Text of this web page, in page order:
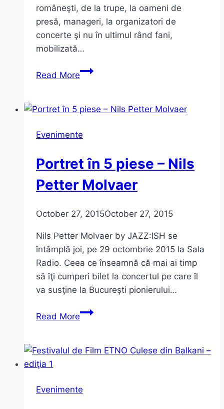
româneşti, de la trupe, la oameni de
presă, manageri, la organizatori de
concerte şi nu în ultimul rând fani,
mobilizată…
Read More#IMPREUNAREZISTAM
noiembrie
caritabile
Evenimente
Portret în 5 piese – Nils
Petter Molvaer
October 27, 2015October 27, 2015
Nils Petter Molvaer by JAZZ:ISH se
întâmplă joi, pe 29 octombrie 2015 la Sala
Radio. Ceea ce înseamnă că mai ai timp
să îţi cumperi bilet la concertul pe care îl
va susţine la Bucureşti pionierului…
Read MorePortret
piese
Petter
Evenimente